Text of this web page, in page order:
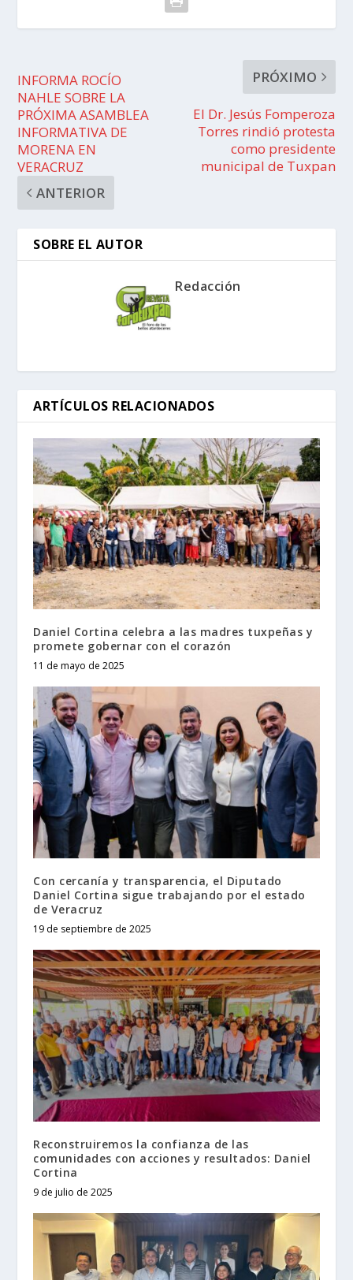
INFORMA ROCÍO
NAHLE SOBRE LA
PRÓXIMA ASAMBLEA
INFORMATIVA DE
MORENA EN
VERACRUZ
ANTERIOR
PRÓXIMO
El Dr. Jesús Fomperoza
Torres rindió protesta
como presidente
municipal de Tuxpan
SOBRE EL AUTOR
Redacción
ARTÍCULOS RELACIONADOS
Daniel Cortina celebra a las madres tuxpeñas y
promete gobernar con el corazón
11 de mayo de 2025
Con cercanía y transparencia, el Diputado
Daniel Cortina sigue trabajando por el estado
de Veracruz
19 de septiembre de 2025
Reconstruiremos la confianza de las
comunidades con acciones y resultados: Daniel
Cortina
9 de julio de 2025